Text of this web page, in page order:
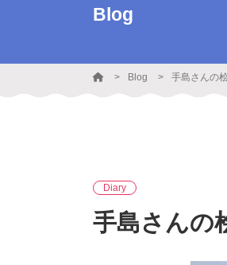
Blog
Blog
Diary
手島さんの